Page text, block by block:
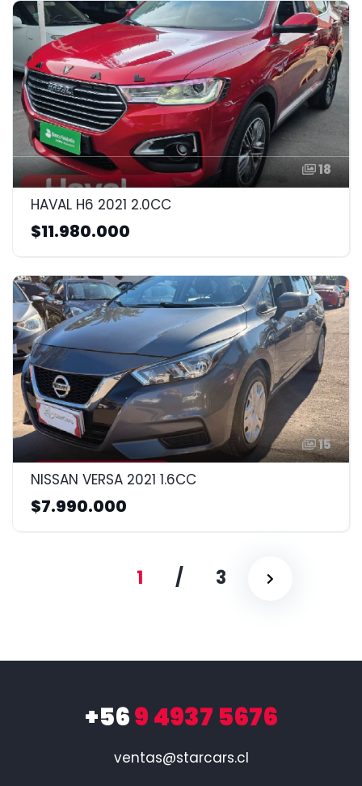
18
HAVAL H6 2021 2.0CC
$11.980.000
15
NISSAN VERSA 2021 1.6CC
$7.990.000
1 / 3
+569 4937 5676
ventas@starcars.cl